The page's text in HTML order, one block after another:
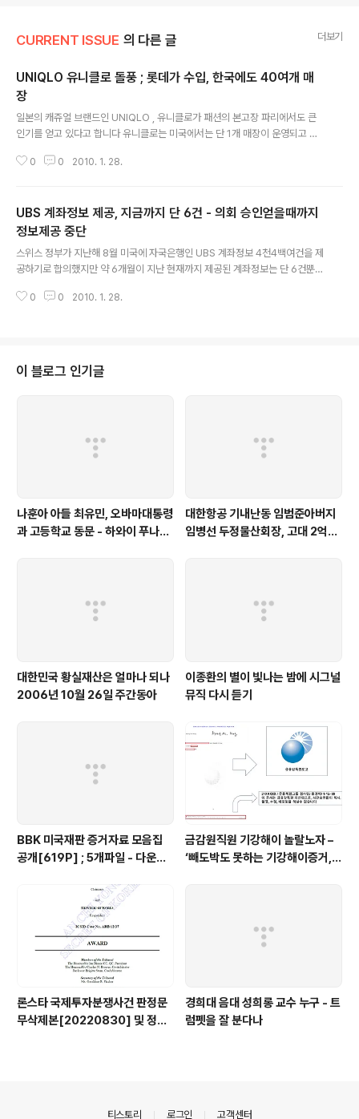
CURRENT ISSUE 의 다른 글 더보기
UNIQLO 유니클로 돌풍 ; 롯데가 수입, 한국에도 40여개 매
장
일본의 캐쥬얼 브랜드인 UNIQLO , 유니클로가 패션의 본고장 파리에서도 큰
인기를 얻고 있다고 합니다 유니클로는 미국에서는 단 1개 매장이 운영되고 있
에서도 뜰 수 있을 지 모르겠습니다 유니클로는 UNIQUE CLOTHING 의 줄
브랜드 매장 UNIQUE CLOTHING WAREHOUSE 를 오픈했으며 현재 동경
99개 매장을 비롯해 일본에 7백3개 매장을 운영하고 있습니다 지난 1998년
2002년 2006년 일본 올림픽 대표팀의 유니폼을 제작하기도 했던 유니클로
는 중국에 4..
0 0 2010. 1. 28.
UBS 계좌정보 제공, 지금까지 단 6건 - 의회 승인얻을때까지
정보제공 중단
스위스 정부가 지난해 8월 미국에 자국은행인 UBS 계좌정보 4천4백여건을 제
공하기로 합의했지만 약 6개월이 지난 현재까지 제공된 계좌정보는 단 6건뿐인
스위스법 위반이 아니라는 스위스 법원 판결이 잇따르자 법적 정치적 문제가 해
고 발표했습니다 그러나 스위스 법무부장관은 지난해 8월이후 현재까지 미국정
부에 제공된 UBS 계좌정보는 6건이며 법적 정치적 이슈가 해결될 때까지 계좌
0 0 2010. 1. 28.
이 블로그 인기글
나훈아 아들 최유민, 오바마대통령
과 고등학교 동문 - 하와이 푸나호
대한항공 기내난동 임범준아버지
임병선 두정물산회장, 고대 2억기
대한민국 황실재산은 얼마나 되나
2006년 10월 26일 주간동아
이종환의 별이 빛나는 밤에 시그널
뮤직 다시 듣기
BBK 미국재판 증거자료 모음집
공개[619P] ; 5개파일 - 다운로
금감원직원 기강해이 놀랄노자 –
‘빼도박도 못하는 기강해이증거,
론스타 국제투자분쟁사건 판정문
무삭제본[20220830] 및 정정
경희대 음대 성희롱 교수 누구 - 트
럼펫을 잘 분다나
티스토리 로그인 고객센터